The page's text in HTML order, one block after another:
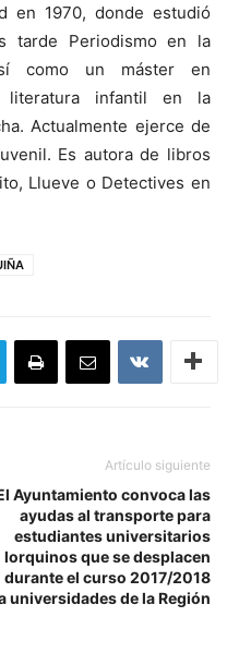
en 1970, donde estudió
tarde Periodismo en la
como un máster en
infantil en la
Actualmente ejerce de
Es autora de libros
Llueve o Detectives en
Artículo siguiente
Ayuntamiento convoca las
ayudas al transporte para
estudiantes universitarios
lorquinos que se desplacen
durante el curso 2017/2018
universidades de la Región